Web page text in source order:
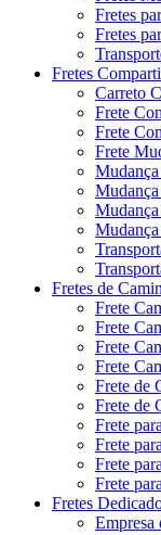
Fretes
Fretes
Fretes
Carreto
Frete
Frete
Frete
Fretes de
Frete
Frete
Frete
Frete
Frete de
Frete de
Frete
Frete
Frete
Frete
Fretes
Empresa